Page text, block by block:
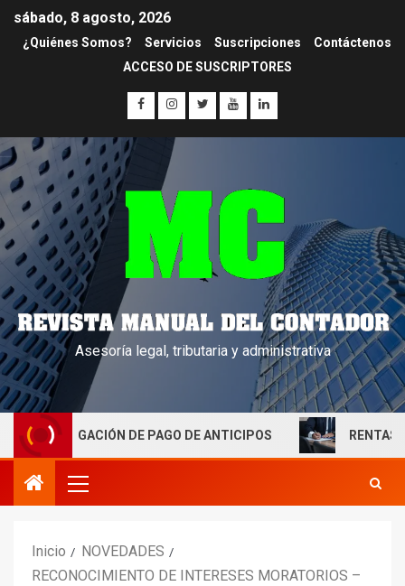
sábado, 8 agosto, 2026
¿Quiénes Somos? Servicios Suscripciones
Contáctenos
ACCESO DE SUSCRIPTORES
Asesoría legal, tributaria y administrativa
DE PAGO DE ANTICIPOS RENTAS
Inicio
NOVEDADES
RECONOCIMIENTO DE INTERESES MORATORIOS –